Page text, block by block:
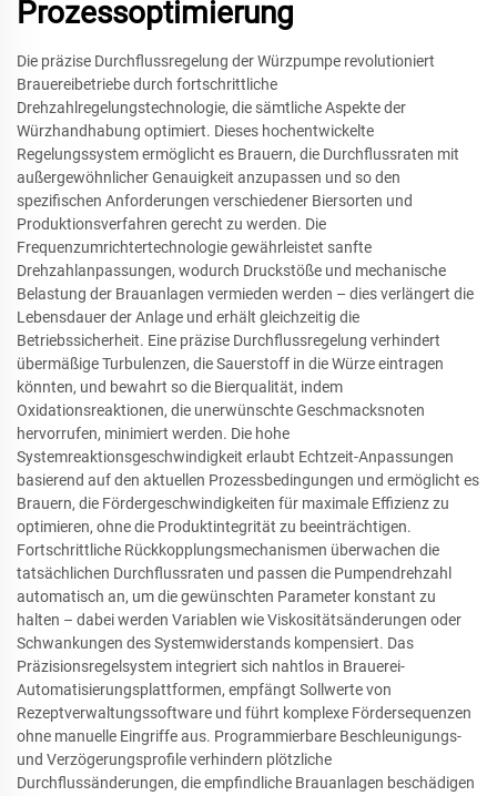
Prozessoptimierung
Die präzise Durchflussregelung der Würzpumpe revolutioniert
Brauereibetriebe durch fortschrittliche
Drehzahlregelungstechnologie, die sämtliche Aspekte der
Würzhandhabung optimiert. Dieses hochentwickelte
Regelungssystem ermöglicht es Brauern, die Durchflussraten mit
außergewöhnlicher Genauigkeit anzupassen und so den
spezifischen Anforderungen verschiedener Biersorten und
Produktionsverfahren gerecht zu werden. Die
Frequenzumrichtertechnologie gewährleistet sanfte
Drehzahlanpassungen, wodurch Druckstöße und mechanische
Belastung der Brauanlagen vermieden werden – dies verlängert die
Lebensdauer der Anlage und erhält gleichzeitig die
Betriebssicherheit. Eine präzise Durchflussregelung verhindert
übermäßige Turbulenzen, die Sauerstoff in die Würze eintragen
könnten, und bewahrt so die Bierqualität, indem
Oxidationsreaktionen, die unerwünschte Geschmacksnoten
hervorrufen, minimiert werden. Die hohe
Systemreaktionsgeschwindigkeit erlaubt Echtzeit-Anpassungen
basierend auf den aktuellen Prozessbedingungen und ermöglicht es
Brauern, die Fördergeschwindigkeiten für maximale Effizienz zu
optimieren, ohne die Produktintegrität zu beeinträchtigen.
Fortschrittliche Rückkopplungsmechanismen überwachen die
tatsächlichen Durchflussraten und passen die Pumpendrehzahl
automatisch an, um die gewünschten Parameter konstant zu
halten – dabei werden Variablen wie Viskositätsänderungen oder
Schwankungen des Systemwiderstands kompensiert. Das
Präzisionsregelsystem integriert sich nahtlos in Brauerei-
Automatisierungsplattformen, empfängt Sollwerte von
Rezeptverwaltungssoftware und führt komplexe Fördersequenzen
ohne manuelle Eingriffe aus. Programmierbare Beschleunigungs-
und Verzögerungsprofile verhindern plötzliche
Durchflussänderungen, die empfindliche Brauanlagen beschädigen